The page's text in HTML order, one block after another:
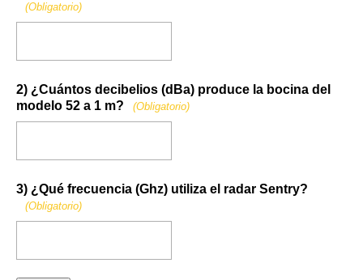
(Obligatorio)
2) ¿Cuántos decibelios (dBa) produce la bocina del
modelo 52 a 1 m?
(Obligatorio)
3) ¿Qué frecuencia (Ghz) utiliza el radar Sentry?
(Obligatorio)